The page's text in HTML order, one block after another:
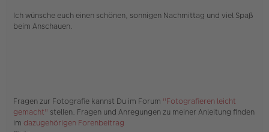
Ich wünsche euch einen schönen, sonnigen Nachmittag und viel Spaß
beim Anschauen.
Fragen zur Fotografie kannst Du im Forum "Fotografieren leicht
gemacht" stellen. Fragen und Anregungen zu meiner Anleitung finden
im dazugehörigen Forenbeitrag